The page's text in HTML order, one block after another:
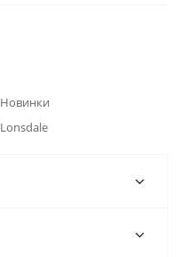
Новинки
Lonsdale